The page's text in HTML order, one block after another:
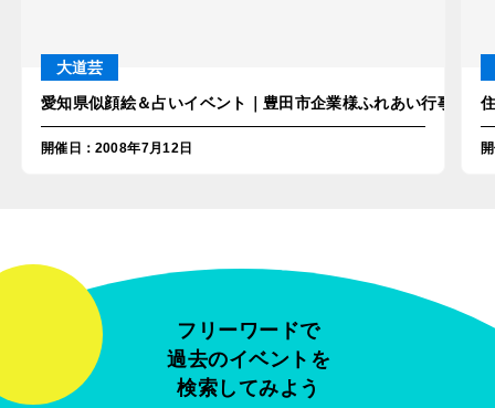
大道芸
愛知県似顔絵＆占いイベント｜豊田市企業様ふれあい行事
開催日 ：2008年7月12日
フリーワードで
過去のイベントを
検索してみよう